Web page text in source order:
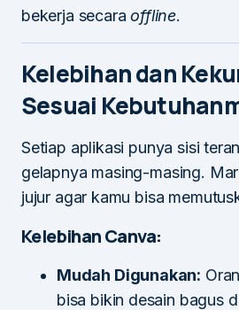
bekerja secaraoffline.
Kelebihan dan
Sesuai
Setiap aplikasi punya sisi
gelapnya masing-masing.
jujur agar kamu bisa
Kelebihan Canva:
Mudah Digunakan:
bisa bikin desain bagus